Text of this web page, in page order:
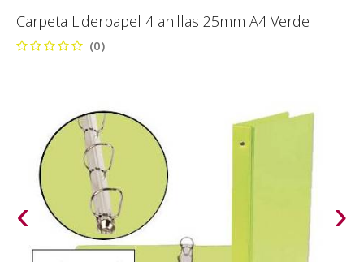
Carpeta Liderpapel 4 anillas 25mm A4 Verde
(0)
‹ ›